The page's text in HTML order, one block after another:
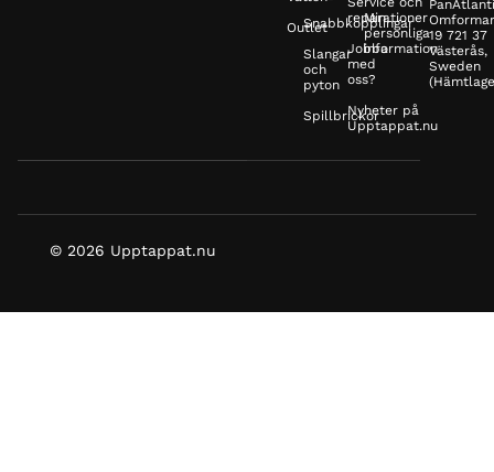
Outlet
Snabbkopplingar
Slangar
och
pyton
Spillbrickor
reparationer
Jobba
med
oss?
Nyheter på
Upptappat.nu
Min
personliga
information
19 721 37
Västerås,
Sweden
© 2026 Upptappat.nu